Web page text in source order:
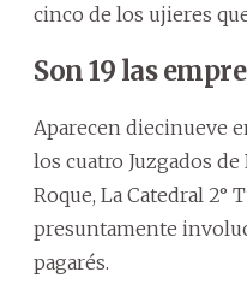
cinco de los ujieres
Son 19 las
Aparecen diecinueve
los cuatro Juzgados de
Roque, La Catedral 2°
presuntamente
pagarés.